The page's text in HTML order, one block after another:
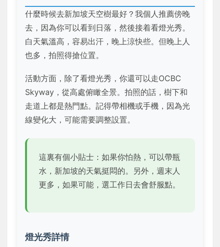
什麼時候去新加坡天空樹最好？我個人推薦傍晚
去，因為你可以看到日落，然後接着看燈光秀。
白天氣溫高，容易出汗，晚上涼快些。但晚上人
也多，拍照得搶位置。
活動方面，除了看燈光秀，你還可以走OCBC
Skyway，從高處俯瞰全景。拍照的話，樹下和
走道上都是熱門點。記得帶相機或手機，因為光
線變化大，可能需要調整設置。
這裏有個小貼士：如果你怕熱，可以帶瓶
水，新加坡的天氣挺悶的。另外，週末人
更多，如果可能，選工作日去會舒服點。
燈光秀詳情